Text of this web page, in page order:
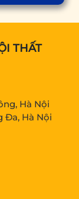
THẤT
Hà Nội
Đa, Hà Nội